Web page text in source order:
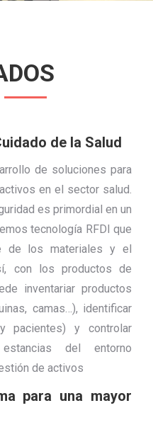
de la Salud
de soluciones para
en el sector salud.
es primordial en un
tecnología RFDI que
de los materiales y el
con los productos de
inventariar productos
camas…), identificar
pacientes) y controlar
del entorno
de activos
para una mayor